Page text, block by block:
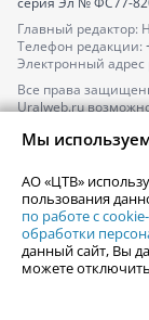
Главный редактор:
Телефон редакции:
Электронный адрес
Все права
Uralweb.ru
По вопросам
По вопросам
afisha@uralweb.ru
Пользовательское
Политика АО
Мы
АО «ЦТВ»
пользования
по работе с
обработки
данный сайт, Вы
можете